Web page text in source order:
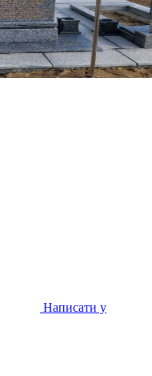
Написати у